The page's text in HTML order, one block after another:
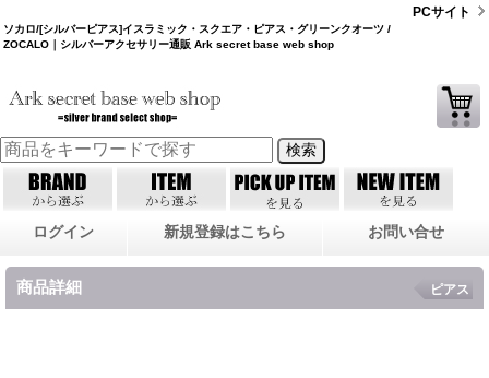
ソカロ/[シルバーピアス]イスラミック・スクエア・ピアス・グリーンクオーツ /
ZOCALO｜シルバーアクセサリー通販 Ark secret base web shop
PCサイト
ログイン 新規登録はこちら お問い合せ
商品詳細 ピアス